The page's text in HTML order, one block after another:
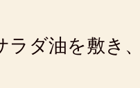
ラダ油を敷き